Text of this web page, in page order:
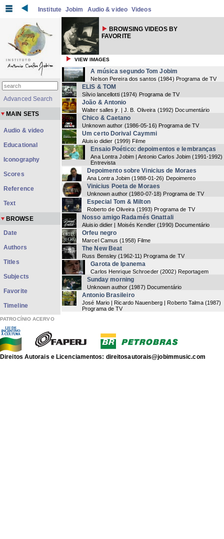
Institute Jobim Audio & video Videos
BROWSING VIDEOS BY
FAVORITE
VIEW IMAGES
A música segundo Tom Jobim
Nelson Pereira dos santos (1984) Programa de TV
ELIS & TOM
Sílvio lancellotti (1974) Programa de TV
João & Antonio
Walter salles jr. | J. B. Oliveira (1992) Documentário
Chico & Caetano
Unknown author (1986-05-16) Programa de TV
Um certo Dorival Caymmi
Aluisio didier (1999) Filme
Ensaio Poético: depoimentos e lembranças
Ana Lontra Jobim | Antonio Carlos Jobim (1991-1992)
Entrevista
Depoimento sobre Vinicius de Moraes
Ana Lontra Jobim (1988-01-26) Depoimento
Vinicius Poeta de Moraes
Unknown author (1980-07-18) Programa de TV
Especial Tom & Milton
Roberto de Oliveira (1993) Programa de TV
Nosso amigo Radamés Gnattali
Aluisio didier | Moisés Kendler (1990) Documentário
Orfeu negro
Marcel Camus (1958) Filme
The New Beat
Russ Bensley (1962-11) Programa de TV
Garota de Ipanema
Carlos Henrique Schroeder (2002) Reportagem
Sunday morning
Unknown author (1987) Documentário
Antonio Brasileiro
José Mario | Ricardo Nauenberg | Roberto Talma (1987)
Programa de TV
Bossa Nova
Unknown author (1987) Programa de TV
Tom e a Bossa Nova
Antonio Carlos Jobim (1993) Documentário
Advanced Search
MAIN SETS
Audio & video
Educational
Iconography
Scores
Reference
Text
BROWSE
Date
Authors
Titles
Subjects
Favorite
Timeline
PATROCÍNIO ACERVO
Direitos Autorais e Licenciamentos: direitosautorais@jobimmusic.com